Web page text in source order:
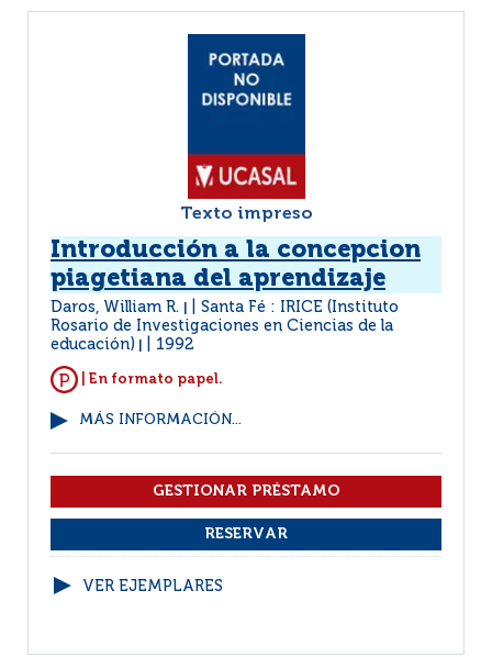
Texto impreso
Introducción a la concepcion
piagetiana del aprendizaje
Daros, William R.
Santa Fé : IRICE (Instituto
Rosario de Investigaciones en Ciencias de la
educación)
1992
| En formato papel.
MÁS INFORMACIÓN...
VER EJEMPLARES